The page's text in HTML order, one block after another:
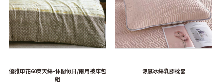
優雅印花60支天絲-休閒假日/兩用被床包
組
涼感冰絲乳膠枕套